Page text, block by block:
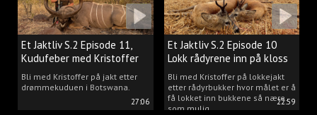
27:06
Et Jaktliv S.2 Episode 11,
Kudufeber med Kristoffer
Clausen
Bli med Kristoffer på jakt etter
drømmekuduen i Botswana.
22:59
Et Jaktliv S.2 Episode 10
Lokk rådyrene inn på kloss
hold.
Bli med Kristoffer på lokkejakt
etter rådyrbukker hvor målet er å
få lokket inn bukkene så nære
som mulig.